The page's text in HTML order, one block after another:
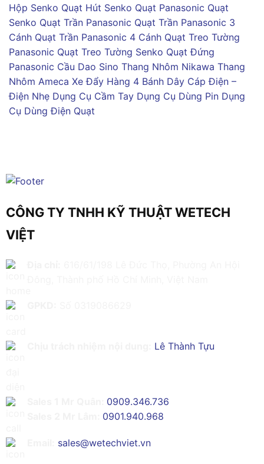
Hộp Senko Quạt Hút Senko Quạt Panasonic Quạt
Senko Quạt Trần Panasonic Quạt Trần Panasonic 3
Cánh Quạt Trần Panasonic 4 Cánh Quạt Treo Tường
Panasonic Quạt Treo Tường Senko Quạt Đứng
Panasonic Cầu Dao Sino Thang Nhôm Nikawa Thang
Nhôm Ameca Xe Đẩy Hàng 4 Bánh Dây Cáp Điện –
Điện Nhẹ Dụng Cụ Cầm Tay Dụng Cụ Dùng Pin Dụng
Cụ Dùng Điện Quạt
CÔNG TY TNHH KỸ THUẬT WETECH
VIỆT
Lê Thành Tựu
0909.346.736
0901.940.968
sales@wetechviet.vn